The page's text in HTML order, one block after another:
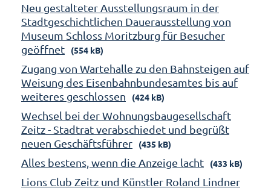
Neu gestalteter Ausstellungsraum in der
Stadtgeschichtlichen Dauerausstellung von
Museum Schloss Moritzburg für Besucher
geöffnet
(554 kB)
Zugang von Wartehalle zu den Bahnsteigen auf
Weisung des Eisenbahnbundesamtes bis auf
weiteres geschlossen
(424 kB)
Wechsel bei der Wohnungsbaugesellschaft
Zeitz - Stadtrat verabschiedet und begrüßt
neuen Geschäftsführer
(435 kB)
Alles bestens, wenn die Anzeige lacht (433 kB)
Lions Club Zeitz und Künstler Roland Lindner